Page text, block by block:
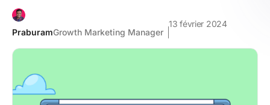
PraburamGrowth Marketing Manager
13 février 2024